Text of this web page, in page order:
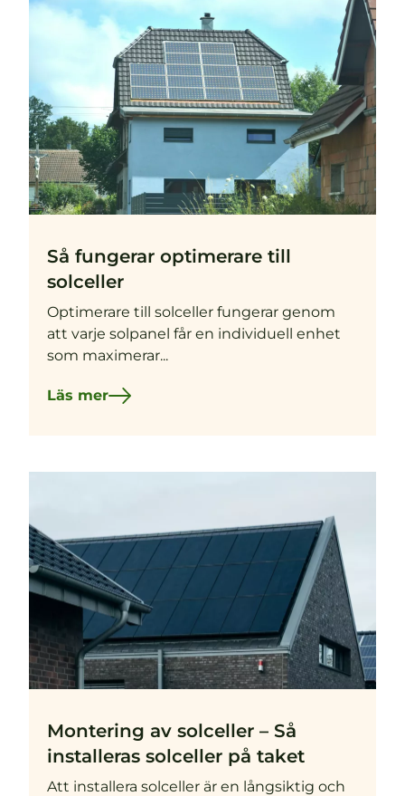
Så fungerar optimerare till
solceller
Optimerare till solceller fungerar genom
att varje solpanel får en individuell enhet
som maximerar...
Läs mer
Montering av solceller – Så
installeras solceller på taket
Att installera solceller är en långsiktig och